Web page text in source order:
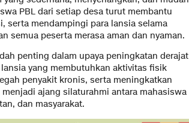
PBL dari setiap desa turut membantu
serta mendampingi para lansia selama
semua peserta merasa aman dan nyaman.
penting dalam upaya peningkatan derajat
yang membutuhkan aktivitas fisik
penyakit kronis, serta meningkatkan
ajang silaturahmi antara mahasiswa
dan masyarakat.